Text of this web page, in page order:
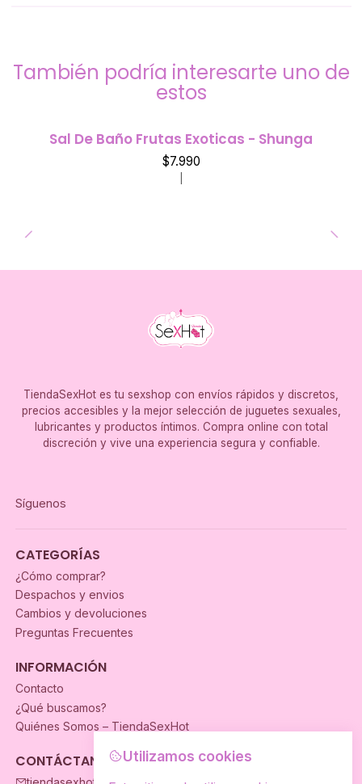
También podría interesarte uno de
estos
Sal De Baño Frutas Exoticas - Shunga
$7.990
TiendaSexHot es tu sexshop con envíos rápidos y discretos,
precios accesibles y la mejor selección de juguetes sexuales,
lubricantes y productos íntimos. Compra online con total
discreción y vive una experiencia segura y confiable.
Síguenos
CATEGORÍAS
¿Cómo comprar?
Despachos y envios
Cambios y devoluciones
Preguntas Frecuentes
INFORMACIÓN
Contacto
¿Qué buscamos?
Quiénes Somos – TiendaSexHot
CONTÁCTANOS Utilizamos cookies